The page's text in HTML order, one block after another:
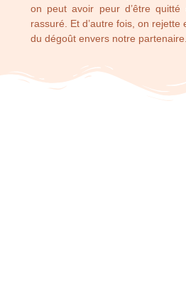
on peut avoir peur d’être quitté
rassuré. Et d’autre fois, on
du dégoût envers notre partenaire.